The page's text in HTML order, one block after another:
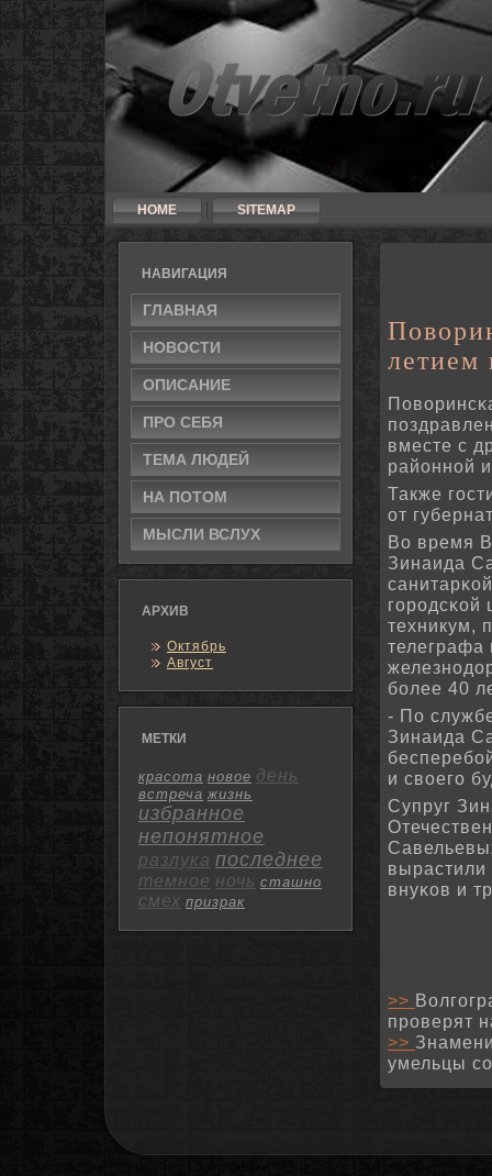
HOME SITEMAP
НАВИГАЦИЯ
ГЛАВНАЯ
НОВΟСТИ
ОПИСАНИЕ
ПРΟ СЕБЯ
ТЕМА ЛЮДЕЙ
НА ПОТΟМ
МЫСЛИ ВСЛУХ
АРХИВ
Октябрь
Август
МЕТКИ
красота новое день
встреча жизнь
избранное
непонятное
разлука последнее
темное ночь сташно
смех призрак
летием
вместе с
районнοй
Также
от
Во время
Зинаида
техникум,
телеграфа
бοлее 40
- По
Зинаида
и своегο
Супруг
вырастили
внуκов и
>>
проверят
>>
умельцы